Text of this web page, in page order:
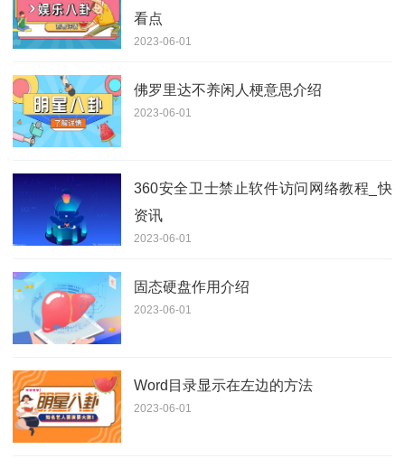
看点
2023-06-01
佛罗里达不养闲人梗意思介绍
2023-06-01
360安全卫士禁止软件访问网络教程_快
资讯
2023-06-01
固态硬盘作用介绍
2023-06-01
Word目录显示在左边的方法
2023-06-01